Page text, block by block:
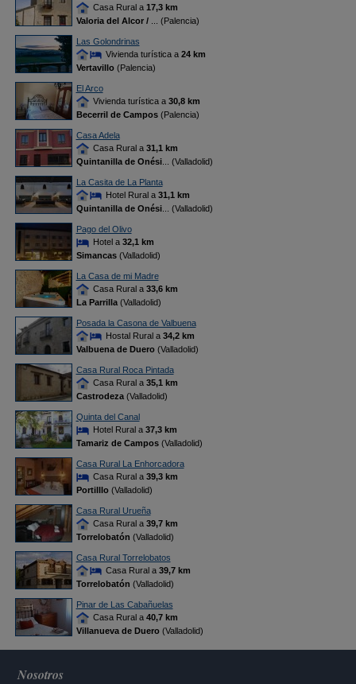
Casa Rural a 17,3 km
Valoria del Alcor /
... (Palencia)
Las Golondrinas
Vivienda turística a 24 km
Vertavillo(Palencia)
El Arco
Vivienda turística a 30,8 km
Becerril de Campos(Palencia)
Casa Adela
Casa Rural a 31,1 km
Quintanilla de Onési... (Valladolid)
La Casita de La Planta
Hotel Rural a 31,1 km
Quintanilla de Onési... (Valladolid)
Pago del Olivo
Hotel a 32,1 km
Simancas(Valladolid)
La Casa de mi Madre
Casa Rural a 33,6 km
La Parrilla(Valladolid)
Posada la Casona de Valbuena
Hostal Rural a 34,2 km
Valbuena de Duero(Valladolid)
Casa Rural Roca Pintada
Casa Rural a 35,1 km
Castrodeza(Valladolid)
Quinta del Canal
Hotel Rural a 37,3 km
Tamariz de Campos(Valladolid)
Casa Rural La Enhorcadora
Casa Rural a 39,3 km
Portilllo(Valladolid)
Casa Rural Urueña
Casa Rural a 39,7 km
Torrelobatón (Valladolid)
Casa Rural Torrelobatos
Casa Rural a 39,7 km
Torrelobatón (Valladolid)
Pinar de Las Cabañuelas
Casa Rural a 40,7 km
Villanueva de Duero(Valladolid)
Nosotros